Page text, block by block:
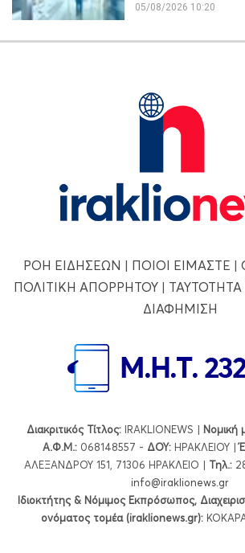
05/08/2026 10:20
ΡΟΗ ΕΙΔΗΣΕΩΝ | ΠΟΙΟΙ ΕΙΜΑΣΤΕ |
ΠΟΛΙΤΙΚΗ ΑΠΟΡΡΗΤΟΥ| ΤΑΥΤΟΤΗΤΑ
ΔΙΑΦΗΜΙΣΗ
Διακριτικός Τίτλος: IRAKLIONEWS | Νομική
Α.Φ.Μ.: 068148557 - ΔΟΥ: ΗΡΑΚΛΕΙΟΥ |
ΑΛΕΞΑΝΔΡΟΥ 151, 71306 ΗΡΑΚΛΕΙΟ | Τηλ.:
info@iraklionews.gr
Ιδιοκτήτης & Νόμιμος Εκπρόσωπος,
ονόματος τομέα (iraklionews.gr):